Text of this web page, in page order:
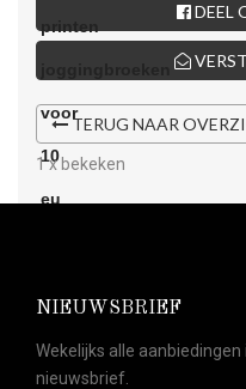
DEEL
TERUG NAAR
1 x bekeken
NIEUWSBRIEF
Wekelijks alle
nieuwsbrief.